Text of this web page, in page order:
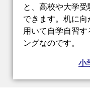
と、高校や大学
できます。机に
用いて自学自習す
ングなのです。
小